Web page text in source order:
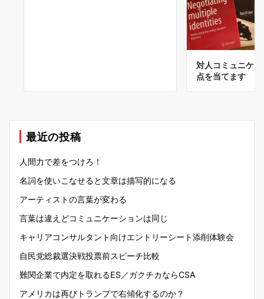
対人コミュニケ
点を当てます
最近の投稿
人間力で差をつけろ！
名詞を使いこなせると文章は描写的になる
アーティストの言葉が変わる
言葉は違えどコミュニケーションは同じ
キャリアコンサルタント向けエントリーシート添削体験会
自民党総裁選決戦投票前スピーチ比較
難関企業で内定を取れるES／ガクチカならCSA
アメリカは再びトランプで右傾化するのか？